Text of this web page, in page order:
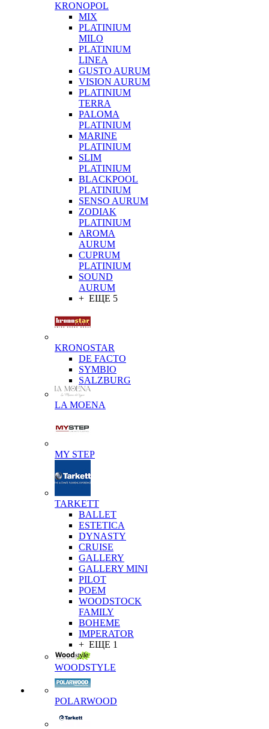
KRONOPOL
MIX
PLATINIUM
MILO
PLATINIUM
LINEA
GUSTO AURUM
VISION AURUM
PLATINIUM
TERRA
PALOMA
PLATINIUM
MARINE
PLATINIUM
SLIM
PLATINIUM
BLACKPOOL
PLATINIUM
SENSO AURUM
ZODIAK
PLATINIUM
AROMA
AURUM
CUPRUM
PLATINIUM
SOUND
AURUM
+ ЕЩЕ 5
KRONOSTAR
DE FACTO
SYMBIO
SALZBURG
LA MOENA
MY STEP
TARKETT
BALLET
ESTETICA
DYNASTY
CRUISE
GALLERY
GALLERY MINI
PILOT
POEM
WOODSTOCK
FAMILY
BOHEME
IMPERATOR
+ ЕЩЕ 1
WOODSTYLE
POLARWOOD